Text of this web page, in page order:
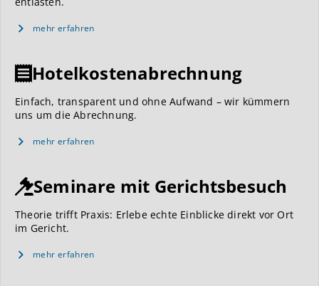
mehr erfahren
Hotelkostenabrechnung
Einfach, transparent und ohne Aufwand – wir kümmern
uns um die Abrechnung.
mehr erfahren
Seminare mit Gerichtsbesuch
Theorie trifft Praxis: Erlebe echte Einblicke direkt vor Ort
im Gericht.
mehr erfahren